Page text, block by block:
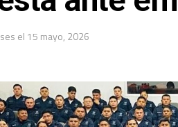
el 15 mayo, 2026